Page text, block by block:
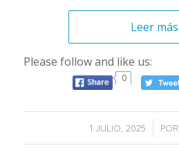
Leer más
Please follow and like us:
0
1 JULIO, 2025
/ POR